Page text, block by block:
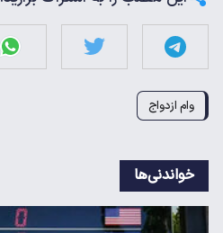
وام ازدواج
خواندنی‌ها